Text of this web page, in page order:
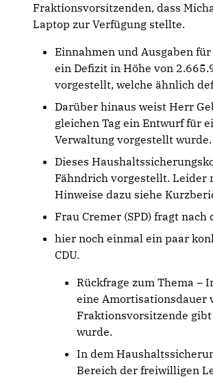
Fraktionsvorsitzenden, dass
Laptop zur Verfügung stellte.
Einnahmen und Ausgaben
ein Defizit in Höhe von
vorgestellt, welche ähnlich
Darüber hinaus weist Herr
gleichen Tag ein Entwurf für
Verwaltung vorgestellt wurde.
Dieses
Fähndrich vorgestellt. Leider
Hinweise dazu siehe
Frau Cremer (SPD) fragt
hier noch einmal ein paar
CDU.
Rückfrage zum Thema –
eine Amortisationsdauer
Fraktionsvorsitzende
wurde.
In dem
Bereich der freiwilligen